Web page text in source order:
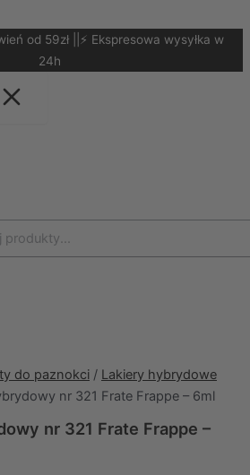
od 59zł ||⚡ Ekspresowa wysyłka w
24h
do paznokci / Lakiery hybrydowe
nr 321 Frate Frappe – 6ml
nr 321 Frate Frappe –